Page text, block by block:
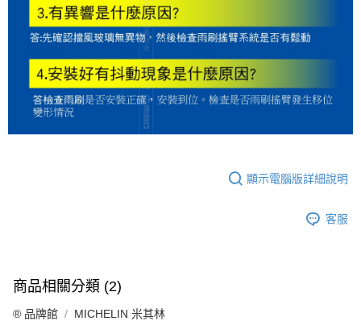
顯示電腦版詳細說明
客服
商品相關分類 (2)
®️ 品牌館 MICHELIN 米其林